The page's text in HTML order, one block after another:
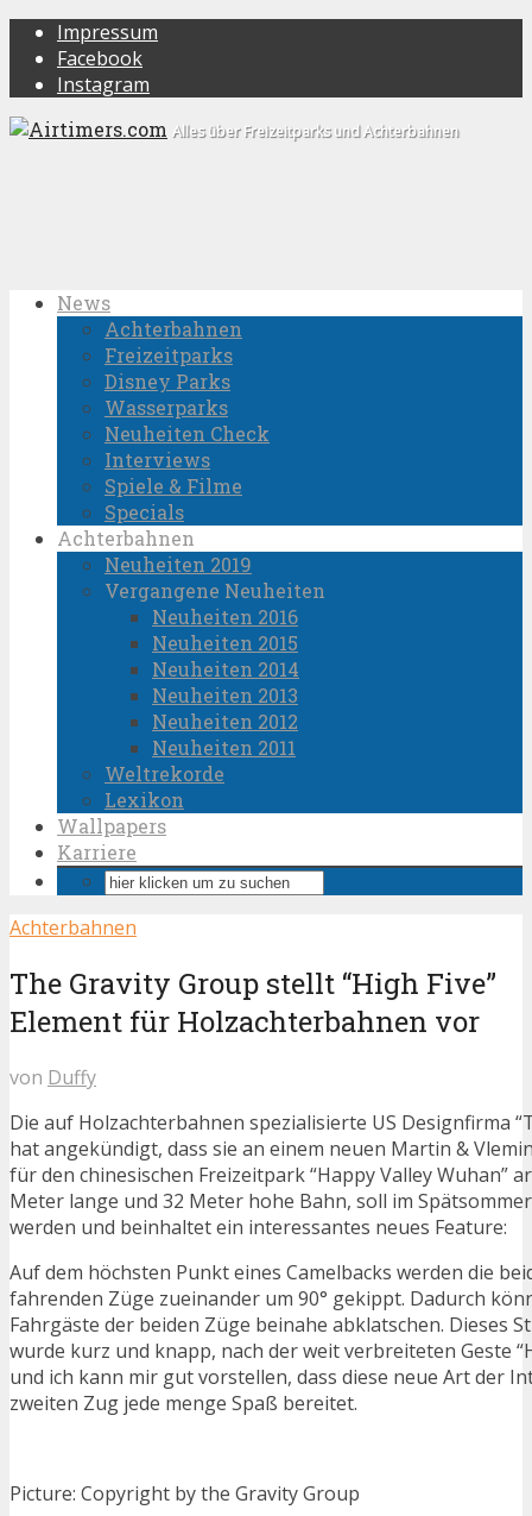
Impressum
Facebook
Instagram
Alles über Freizeitparks und Achterbahnen
News
Achterbahnen
Freizeitparks
Disney Parks
Wasserparks
Neuheiten Check
Interviews
Spiele & Filme
Specials
Achterbahnen
Neuheiten 2019
Vergangene Neuheiten
Neuheiten 2016
Neuheiten 2015
Neuheiten 2014
Neuheiten 2013
Neuheiten 2012
Neuheiten 2011
Weltrekorde
Lexikon
Wallpapers
Karriere
Achterbahnen
The Gravity Group stellt “High Five”
Element für Holzachterbahnen vor
von Duffy
Die auf Holzachterbahnen spezialisierte US Designfirma
hat angekündigt, dass sie an einem neuen Martin &
für den chinesischen Freizeitpark “Happy Valley Wuhan”
Meter lange und 32 Meter hohe Bahn, soll im
werden und beinhaltet ein interessantes neues Feature:
Auf dem höchsten Punkt eines Camelbacks werden die
fahrenden Züge zueinander um 90° gekippt. Dadurch
Fahrgäste der beiden Züge beinahe abklatschen. Dieses
wurde kurz und knapp, nach der weit verbreiteten Geste
und ich kann mir gut vorstellen, dass diese neue Art der
zweiten Zug jede menge Spaß bereitet.
Picture: Copyright by the Gravity Group